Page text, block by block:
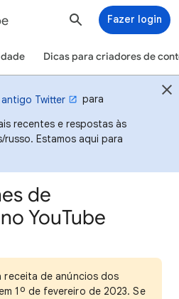
Fazer login
Dicas para criadores de
antigo Twitter
para
recentes e respostas às
Estamos aqui para
de
YouTube
receita de anúncios dos
1º de fevereiro de 2023. Se